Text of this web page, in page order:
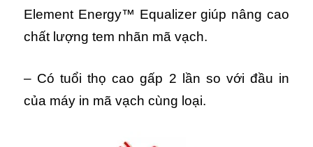
Element Energy™ Equalizer giúp nâng cao
chất lượng tem nhãn mã vạch.
– Có tuổi thọ cao gấp 2 lần so với đầu in
của máy in mã vạch cùng loại.